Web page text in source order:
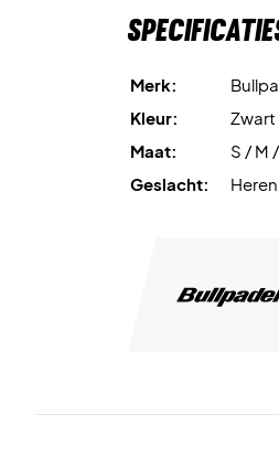
Merk:
Kleur:
Zwart
Maat:
S / M
Geslacht:
Heren